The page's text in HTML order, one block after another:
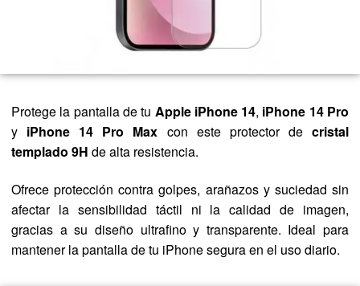
Protege la pantalla de tu Apple iPhone 14, iPhone 14 Pro
y iPhone 14 Pro Max con este protector decristal
templado 9H de alta resistencia.
Ofrece protección contra golpes, arañazos y suciedad sin
afectar la sensibilidad táctil ni la calidad de imagen,
gracias a su diseño ultrafino y transparente. Ideal para
mantener la pantalla de tu iPhone segura en el uso diario.